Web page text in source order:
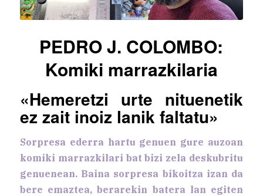
PEDRO J. COLOMBO:
Komiki marrazkilaria
«Hemeretzi urte nituenetik
ez zait inoiz lanik faltatu»
Sorpresa ederra hartu genuen gure auzoan
komiki marrazkilari bat bizi zela deskubritu
genuenean. Baina sorpresa bikoitza izan da
bere emaztea, berarekin batera lan egiten